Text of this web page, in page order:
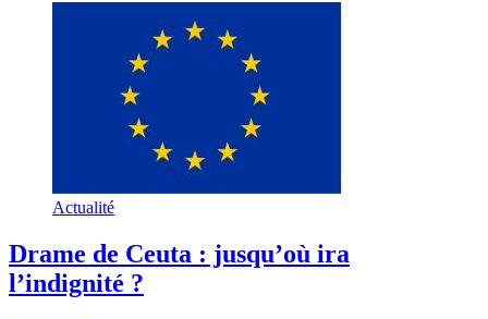
Actualité
Drame de Ceuta : jusqu’où ira
l’indignité ?